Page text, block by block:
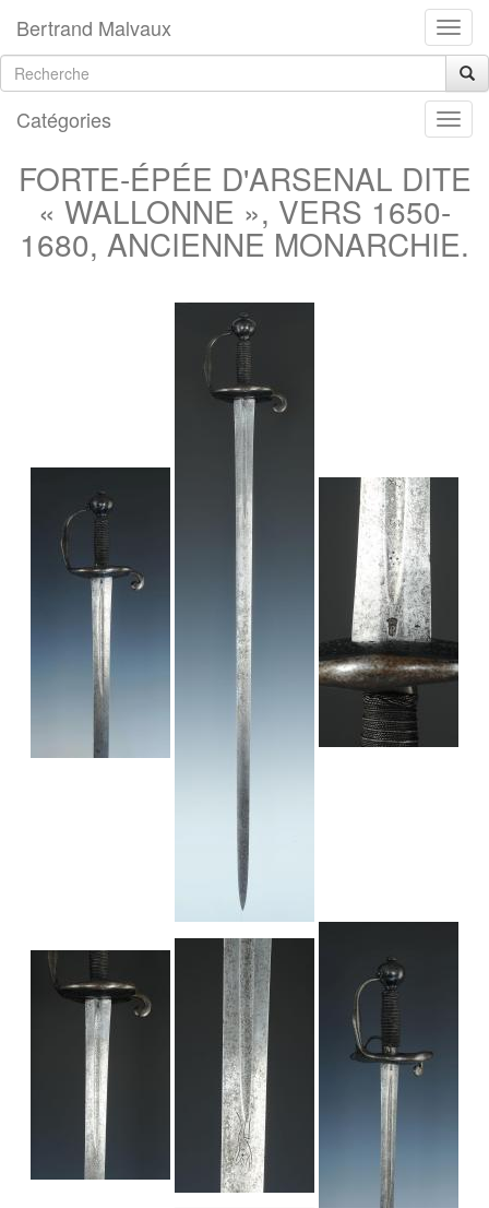
Bertrand Malvaux
Catégories
FORTE-ÉPÉE D'ARSENAL DITE
« WALLONNE », VERS 1650-
1680, ANCIENNE MONARCHIE.